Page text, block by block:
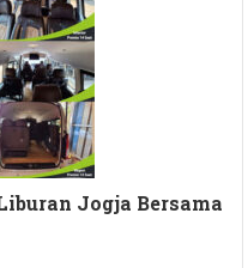
Jogja Bersama